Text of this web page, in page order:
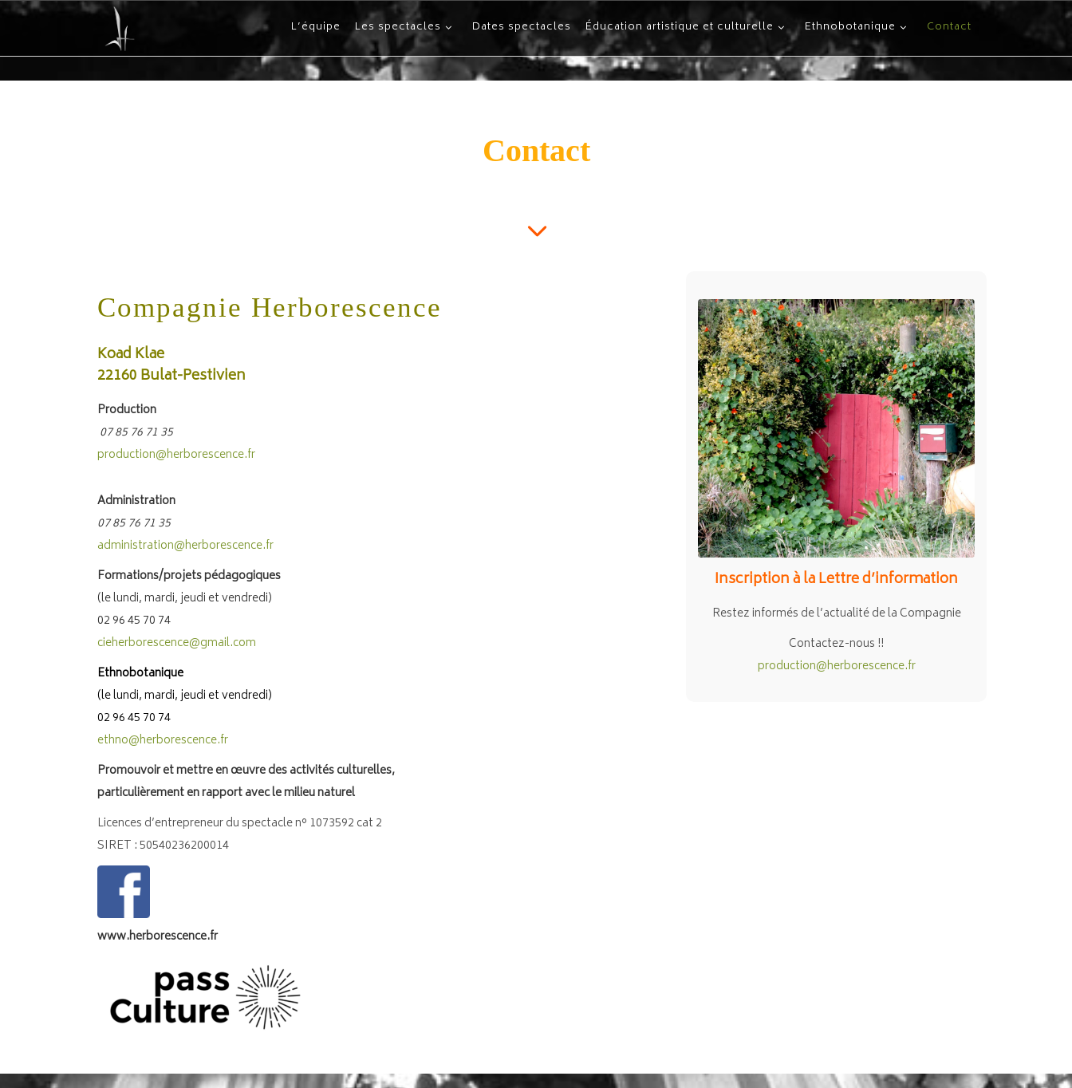
L’équipe Les spectacles Dates spectacles Éducation artistique et culturelle Ethnobotanique Contact
Contact
Compagnie Herborescence
Koad Klae
22160 Bulat-Pestivien
Production
07 85 76 71 35
production@herborescence.fr
Administration
07 85 76 71 35
administration@herborescence.fr
Formations/projets pédagogiques
(le lundi, mardi, jeudi et vendredi)
02 96 45 70 74
cieherborescence@gmail.com
Ethnobotanique
(le lundi, mardi, jeudi et vendredi)
02 96 45 70 74
ethno@herborescence.fr
Promouvoir et mettre en œuvre des activités culturelles,
particulièrement en rapport avec le milieu naturel
Licences d’entrepreneur du spectacle n° 1073592 cat 2
SIRET : 50540236200014
www.herborescence.fr
Inscription à la Lettre d’information
Restez informés de l’actualité de la Compagnie
Contactez-nous !!
production@herborescence.fr